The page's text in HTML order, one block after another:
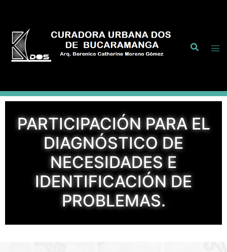
PARTICIPACIÓN PARA EL
DIAGNÓSTICO DE
NECESIDADES E
IDENTIFICACIÓN DE
PROBLEMAS.